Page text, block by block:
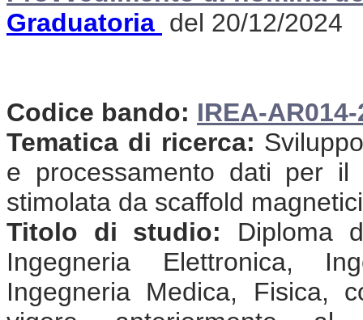
Graduatoria del 20/12/2024
Codice bando: IREA-
Tematica di ricerca:
e processamento dati per il
stimolata da scaffold magnetici
Titolo di studio: Diploma
Ingegneria Elettronica,
Ingegneria Medica, Fisica,